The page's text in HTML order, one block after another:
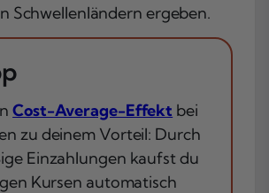
Schwellenländern ergeben.
Cost-Average-Effekt bei
zu deinem Vorteil: Durch
Einzahlungen kaufst du
Kursen automatisch